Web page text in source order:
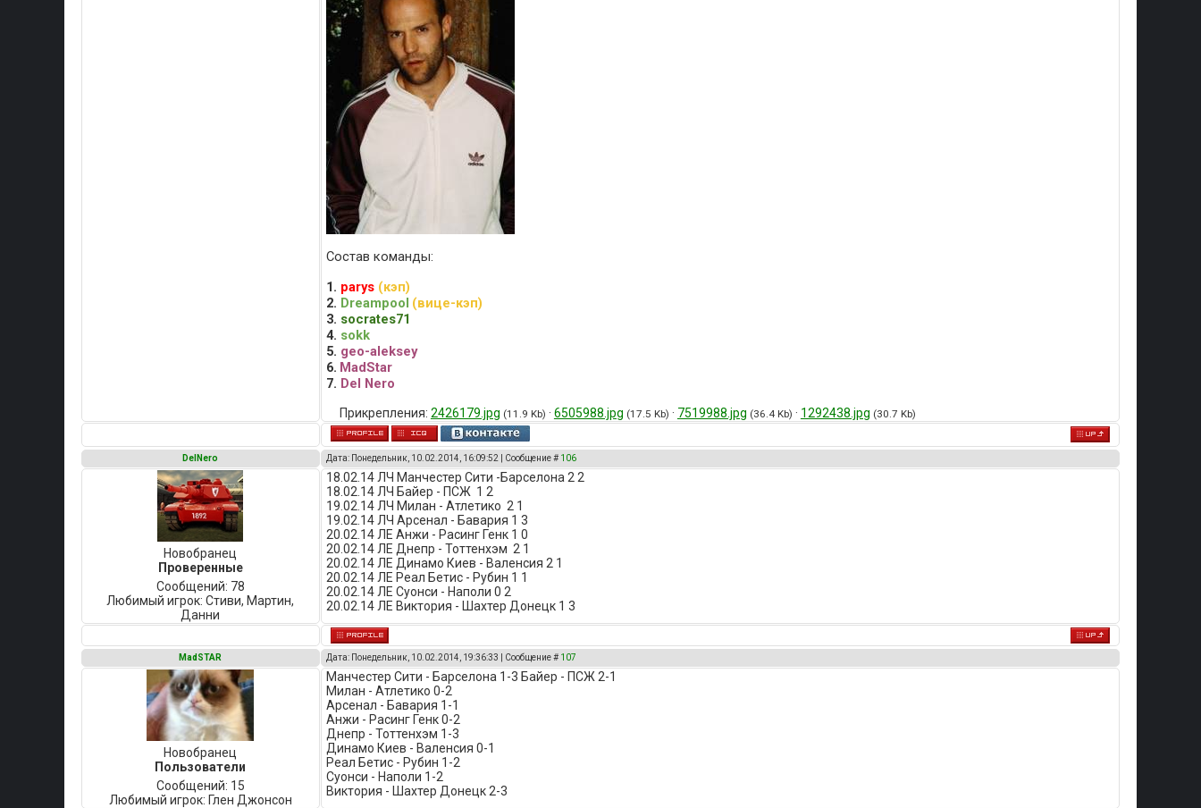
Состав команды:
1. parys (кэп)
2. Dreampool (вице-кэп)
3. socrates71
4. sokk
5. geo-aleksey
6. MadStar
7. Del Nero
Прикрепления: 2426179.jpg (11.9 Kb) · 6505988.jpg (17.5 Kb) · 7519988.jpg (36.4 Kb) · 1292438.jpg (30.7 Kb)
DelNero Дата: Понедельник, 10.02.2014, 16:09:52 | Сообщение # 106
Новобранец
Проверенные
Сообщений: 78
Любимый игрок:Стиви, Мартин,
Данни
18.02.14 ЛЧ Манчестер Сити -Барселона 2 2
18.02.14 ЛЧ Байер - ПСЖ 1 2
19.02.14 ЛЧ Милан - Атлетико 2 1
19.02.14 ЛЧ Арсенал - Бавария 1 3
20.02.14 ЛЕ Анжи - Расинг Генк 1 0
20.02.14 ЛЕ Днепр - Тоттенхэм 2 1
20.02.14 ЛЕ Динамо Киев - Валенсия 2 1
20.02.14 ЛЕ Реал Бетис - Рубин 1 1
20.02.14 ЛЕ Суонси - Наполи 0 2
20.02.14 ЛЕ Виктория - Шахтер Донецк 1 3
MadSTAR Дата: Понедельник, 10.02.2014, 19:36:33 | Сообщение # 107
Новобранец
Пользователи
Сообщений: 15
Любимый игрок: Глен Джонсон
Манчестер Сити - Барселона 1-3 Байер - ПСЖ 2-1
Милан - Атлетико 0-2
Арсенал - Бавария 1-1
Анжи - Расинг Генк 0-2
Днепр - Тоттенхэм 1-3
Динамо Киев - Валенсия 0-1
Реал Бетис - Рубин 1-2
Суонси - Наполи 1-2
Виктория - Шахтер Донецк 2-3